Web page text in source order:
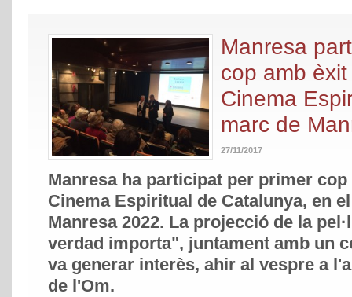
Manresa
cop amb
Cinema
marc de
27/11/2017
Manresa ha participat per primer cop
Cinema Espiritual de Catalunya, en
Manresa 2022. La projecció de la
verdad importa", juntament amb un
va generar interès, ahir al vespre a
de l'Om.